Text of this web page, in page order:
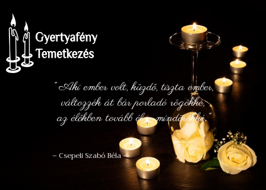
” Aki ember volt, küzdő, tiszta ember,
változzék át bár porladó rögökké,
az élőkben tovább él – mindörökké.”
– Csepeli Szabó Béla –